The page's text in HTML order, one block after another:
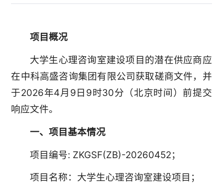
项目概况
大学生心理咨询室建设项目的潜在供应商应
在中科高盛咨询集团有限公司获取磋商文件，并
于2026年4月9日9时30分（北京时间）前提交
响应文件。
一、项目基本情况
项目编号: ZKGSF(ZB)-20260452；
项目名称：大学生心理咨询室建设项目；